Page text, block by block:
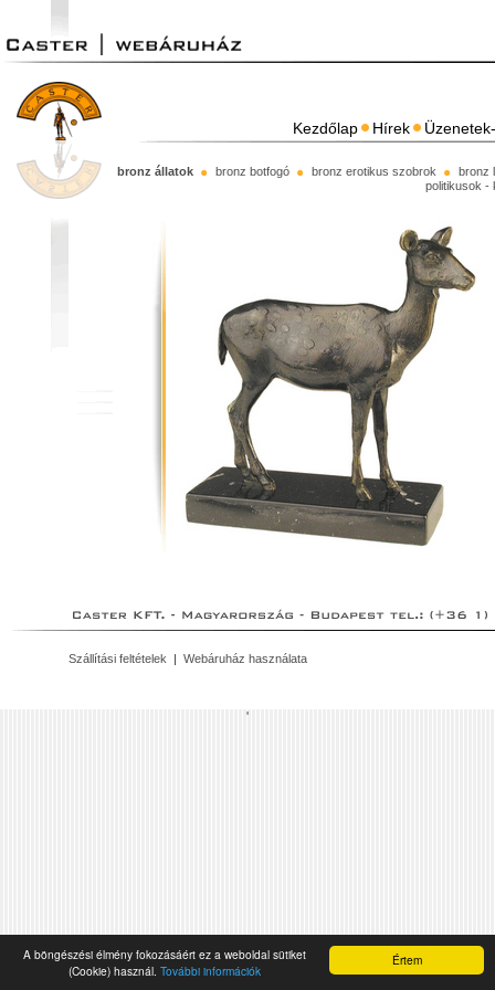
Értem
A böngészési élmény fokozásáért ez a weboldal sütiket
(Cookie) használ. További információk
Kezdőlap Hírek
bronz állatok bronz botfogó bronz erotikus szobrok
bronz
politikusok -
Szállítási feltételek | Webáruház használata
'